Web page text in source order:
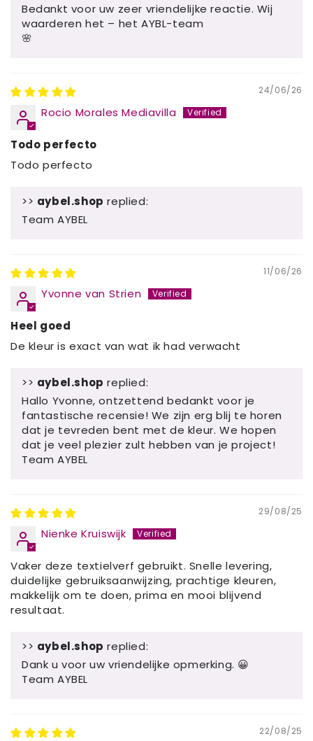
Bedankt voor uw zeer vriendelijke reactie. Wij
waarderen het – het AYBL-team
🌸
24/06/26
Rocio Morales Mediavilla
Todo perfecto
Todo perfecto
>> aybel.shop replied:
Team AYBEL
11/06/26
Yvonne van Strien
Heel goed
De kleur is exact van wat ik had verwacht
>> aybel.shop replied:
Hallo Yvonne, ontzettend bedankt voor je
fantastische recensie! We zijn erg blij te horen
dat je tevreden bent met de kleur. We hopen
dat je veel plezier zult hebben van je project!
Team AYBEL
29/08/25
Nienke Kruiswijk
Vaker deze textielverf gebruikt. Snelle levering,
duidelijke gebruiksaanwijzing, prachtige kleuren,
makkelijk om te doen, prima en mooi blijvend
resultaat.
>> aybel.shop replied:
Dank u voor uw vriendelijke opmerking. 😀
Team AYBEL
22/08/25